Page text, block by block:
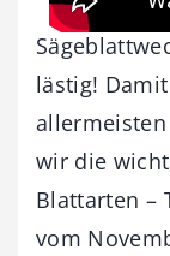
lästig!
wir die
Blattarten –
vom